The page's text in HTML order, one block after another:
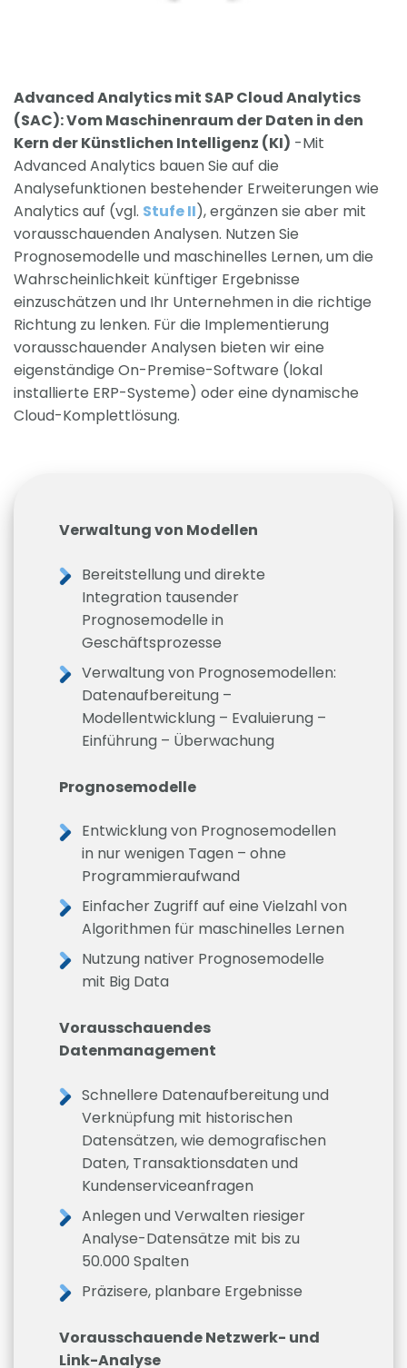
Advanced Analytics mit SAP Cloud Analytics
(SAC): Vom Maschinenraum der Daten in den
Kern der Künstlichen Intelligenz (KI) -Mit
Advanced Analytics bauen Sie auf die
Analysefunktionen bestehender Erweiterungen wie
Analytics auf (vgl. Stufe II), ergänzen sie aber mit
vorausschauenden Analysen. Nutzen Sie
Prognosemodelle und maschinelles Lernen, um die
Wahrscheinlichkeit künftiger Ergebnisse
einzuschätzen und Ihr Unternehmen in die richtige
Richtung zu lenken. Für die Implementierung
vorausschauender Analysen bieten wir eine
eigenständige On-Premise-Software (lokal
installierte ERP-Systeme) oder eine dynamische
Cloud-Komplettlösung.
Verwaltung von Modellen
Bereitstellung und direkte
Integration tausender
Prognosemodelle in
Geschäftsprozesse
Verwaltung von Prognosemodellen:
Datenaufbereitung –
Modellentwicklung – Evaluierung –
Einführung – Überwachung
Prognosemodelle
Entwicklung von Prognosemodellen
in nur wenigen Tagen – ohne
Programmieraufwand
Einfacher Zugriff auf eine Vielzahl von
Algorithmen für maschinelles Lernen
Nutzung nativer Prognosemodelle
mit Big Data
Vorausschauendes
Datenmanagement
Schnellere Datenaufbereitung und
Verknüpfung mit historischen
Datensätzen, wie demografischen
Daten, Transaktionsdaten und
Kundenserviceanfragen
Anlegen und Verwalten riesiger
Analyse-Datensätze mit bis zu
50.000 Spalten
Präzisere, planbare Ergebnisse
Vorausschauende Netzwerk- und
Link-Analyse